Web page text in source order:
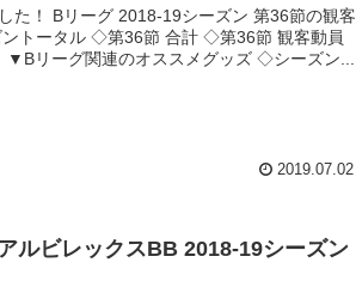
た！ Bリーグ 2018-19シーズン 第36節の観客
トータル ◇第36節 合計 ◇第36節 観客動員
▼Bリーグ関連のオススメグッズ ◇シーズン...
2019.07.02
ルビレックスBB 2018-19シーズン